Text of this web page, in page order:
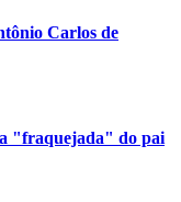
Carlos de
"fraquejada" do pai